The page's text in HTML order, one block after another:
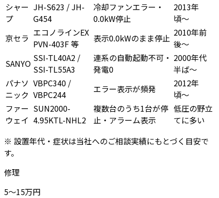
シャー
プ
JH-S623 / JH-
G454
冷却ファンエラー・
0.0kW停止
2013年
頃〜
京セラ エコノラインEX
PVN-403F 等
表示0.0kWのまま停止 2010年前
後〜
SANYO SSI-TL40A2 /
SSI-TL55A3
連系の自動起動不可・
発電0
2000年代
半ば〜
パナソ
ニック
VBPC340 /
VBPC244
エラー表示が頻発
2012年
頃〜
ファー
ウェイ
SUN2000-
4.95KTL-NHL2
複数台のうち1台が停
止・アラーム表示
低圧の野立
てに多い
※ 設置年代・症状は当社へのご相談実績にもとづく目安で
す。
修理
5〜15万円